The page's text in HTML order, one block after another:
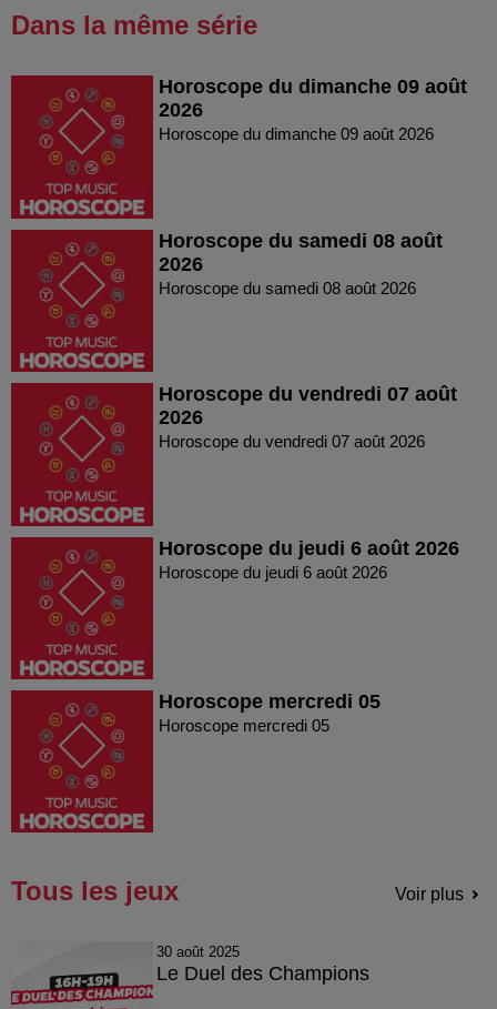
Dans la même série
Horoscope du dimanche 09 août
2026
Horoscope du dimanche 09 août 2026
Horoscope du samedi 08 août
2026
Horoscope du samedi 08 août 2026
Horoscope du vendredi 07 août
2026
Horoscope du vendredi 07 août 2026
Horoscope du jeudi 6 août 2026
Horoscope du jeudi 6 août 2026
Horoscope mercredi 05
Horoscope mercredi 05
Tous les jeux Voir plus
30 août 2025
Le Duel des Champions